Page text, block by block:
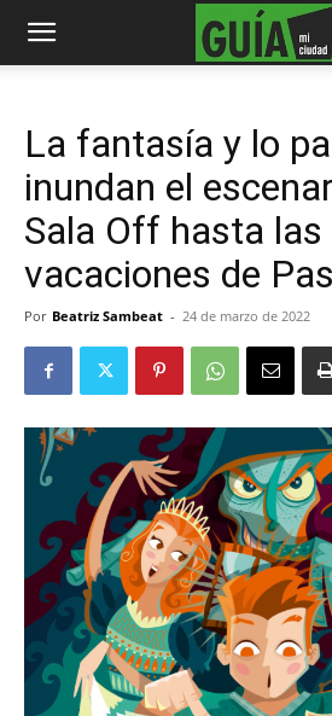
La fantasía y lo
inundan el
Sala Off hasta las
vacaciones de
Por Beatriz Sambeat - 24 de marzo de 2022